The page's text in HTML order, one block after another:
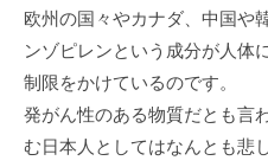
欧州の国々やカナダ、中国や
ンゾピレンという成分が人体
制限をかけているのです。
発がん性のある物質だとも言
む日本人としてはなんとも悲